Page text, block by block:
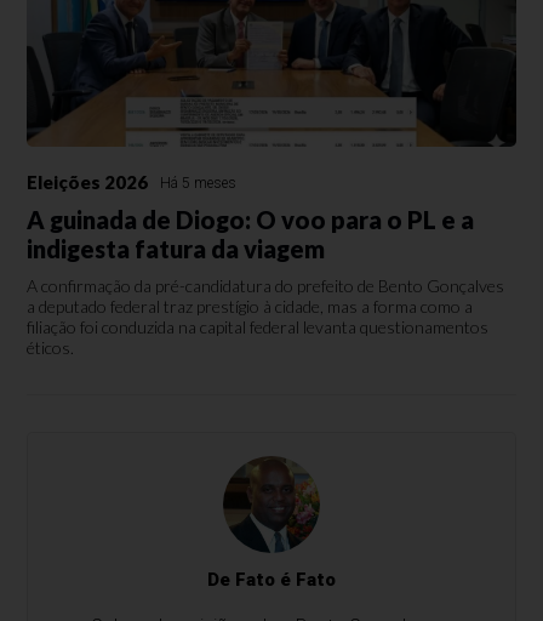
Eleições 2026 Há 5 meses
A guinada de Diogo: O voo para o PL e a
indigesta fatura da viagem
A confirmação da pré-candidatura do prefeito de Bento Gonçalves
a deputado federal traz prestígio à cidade, mas a forma como a
filiação foi conduzida na capital federal levanta questionamentos
éticos.
De Fato é Fato